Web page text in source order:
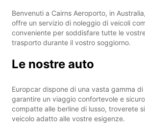
Benvenuti a Cairns Aeroporto, in
offre un servizio di noleggio di veicoli
conveniente per soddisfare tutte le
trasporto durante il vostro soggiorno.
Le nostre auto
Europcar dispone di una vasta gamma
garantire un viaggio confortevole e
compatte alle berline di lusso, troverete
veicolo adatto alle vostre esigenze.